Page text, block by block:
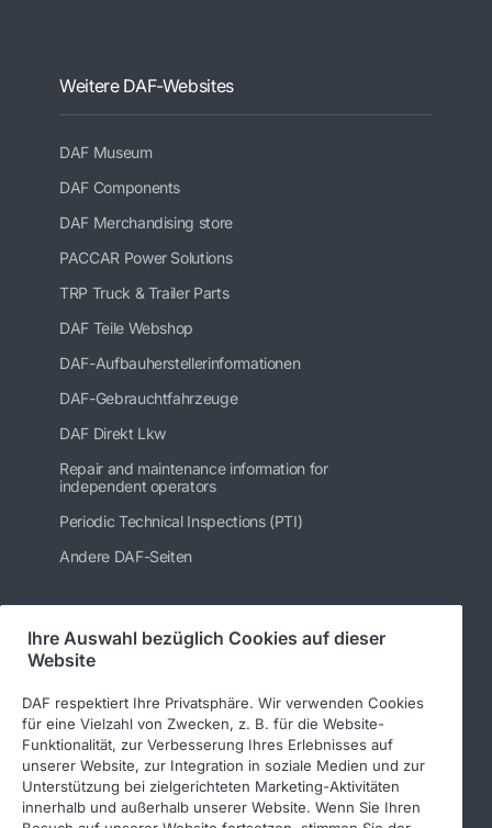
Weitere DAF-Websites
DAF Museum
DAF Components
DAF Merchandising store
PACCAR Power Solutions
TRP Truck & Trailer Parts
DAF Teile Webshop
DAF-Aufbauherstellerinformationen
DAF-Gebrauchtfahrzeuge
DAF Direkt Lkw
Repair and maintenance information for
independent operators
Periodic Technical Inspections (PTI)
Andere DAF-Seiten
Folgen Sie uns
Ihre Auswahl bezüglich Cookies auf dieser
Website
DAF respektiert Ihre Privatsphäre. Wir verwenden Cookies
für eine Vielzahl von Zwecken, z. B. für die Website-
Funktionalität, zur Verbesserung Ihres Erlebnisses auf
unserer Website, zur Integration in soziale Medien und zur
Unterstützung bei zielgerichteten Marketing-Aktivitäten
innerhalb und außerhalb unserer Website. Wenn Sie Ihren